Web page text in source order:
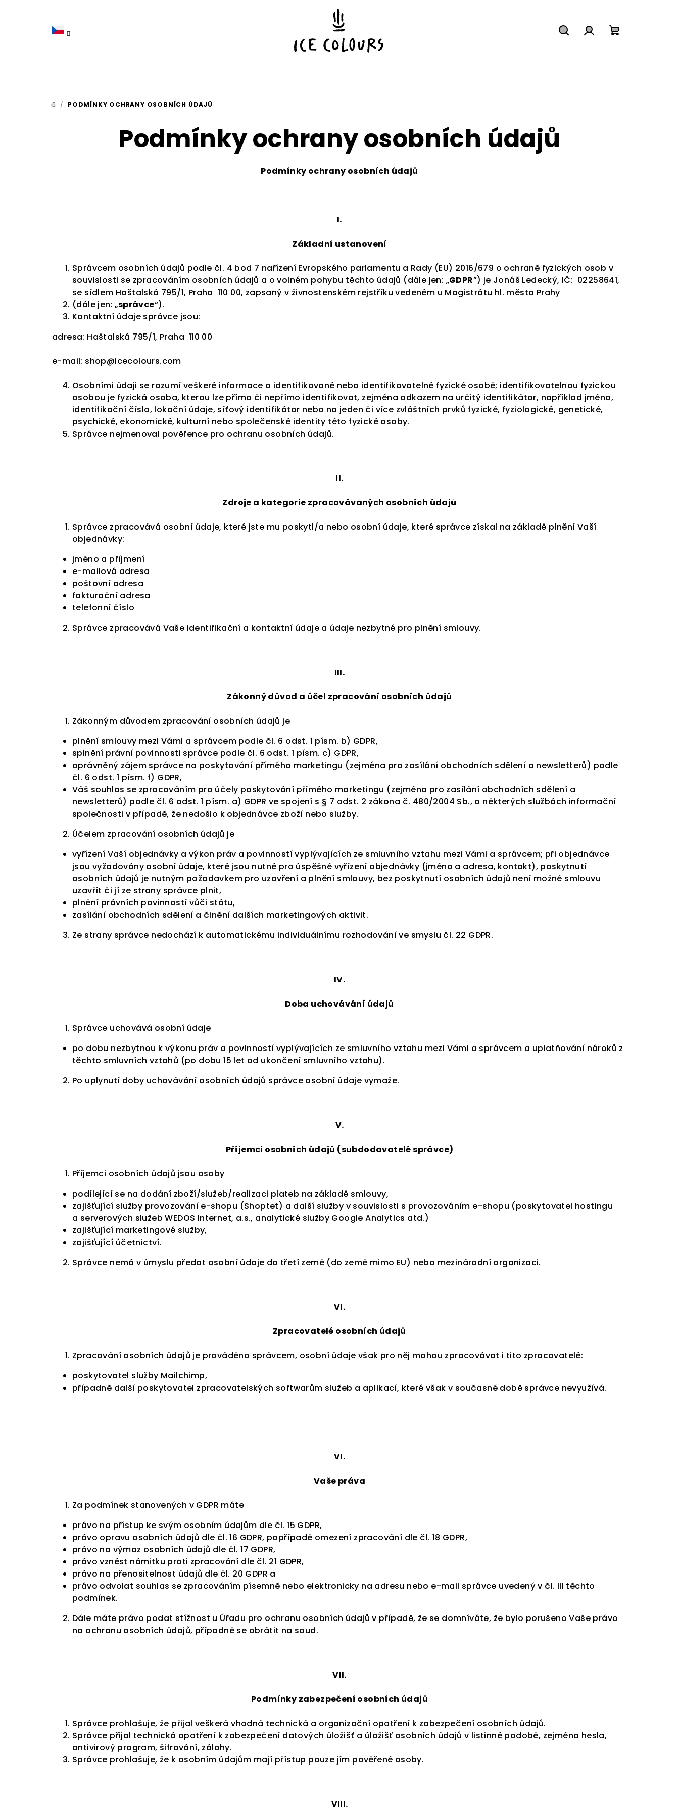
DOMŮ
/ PODMÍNKY OCHRANY OSOBNÍCH ÚDAJŮ
Podmínky ochrany osobních údajů
Podmínky ochrany osobních údajů
I.
Základní ustanovení
Správcem osobních údajů podle čl. 4 bod 7 nařízení Evropského parlamentu a Rady (EU) 2016/679 o ochraně fyzických osob v
souvislosti se zpracováním osobních údajů a o volném pohybu těchto údajů (dále jen: „GDPR”) je Jonáš Ledecký, IČ: 02258641,
se sídlem Haštalská 795/1, Praha 110 00, zapsaný v živnostenském rejstříku vedeném u Magistrátu hl. města Prahy
(dále jen: „správce“).
Kontaktní údaje správce jsou:
adresa: Haštalská 795/1, Praha 110 00
e-mail: shop@icecolours.com
Osobními údaji se rozumí veškeré informace o identifikované nebo identifikovatelné fyzické osobě; identifikovatelnou fyzickou
osobou je fyzická osoba, kterou lze přímo či nepřímo identifikovat, zejména odkazem na určitý identifikátor, například jméno,
identifikační číslo, lokační údaje, síťový identifikátor nebo na jeden či více zvláštních prvků fyzické, fyziologické, genetické,
psychické, ekonomické, kulturní nebo společenské identity této fyzické osoby.
Správce nejmenoval pověřence pro ochranu osobních údajů.
II.
Zdroje a kategorie zpracovávaných osobních údajů
Správce zpracovává osobní údaje, které jste mu poskytl/a nebo osobní údaje, které správce získal na základě plnění Vaší
objednávky:
jméno a příjmení
e-mailová adresa
poštovní adresa
fakturační adresa
telefonní číslo
Správce zpracovává Vaše identifikační a kontaktní údaje a údaje nezbytné pro plnění smlouvy.
III.
Zákonný důvod a účel zpracování osobních údajů
Zákonným důvodem zpracování osobních údajů je
plnění smlouvy mezi Vámi a správcem podle čl. 6 odst. 1 písm. b) GDPR,
splnění právní povinnosti správce podle čl. 6 odst. 1 písm. c) GDPR,
oprávněný zájem správce na poskytování přímého marketingu (zejména pro zasílání obchodních sdělení a newsletterů) podle
čl. 6 odst. 1 písm. f) GDPR,
Váš souhlas se zpracováním pro účely poskytování přímého marketingu (zejména pro zasílání obchodních sdělení a
newsletterů) podle čl. 6 odst. 1 písm. a) GDPR ve spojení s § 7 odst. 2 zákona č. 480/2004 Sb., o některých službách informační
společnosti v případě, že nedošlo k objednávce zboží nebo služby.
Účelem zpracování osobních údajů je
vyřízení Vaší objednávky a výkon práv a povinností vyplývajících ze smluvního vztahu mezi Vámi a správcem; při objednávce
jsou vyžadovány osobní údaje, které jsou nutné pro úspěšné vyřízení objednávky (jméno a adresa, kontakt), poskytnutí
osobních údajů je nutným požadavkem pro uzavření a plnění smlouvy, bez poskytnutí osobních údajů není možné smlouvu
uzavřít či jí ze strany správce plnit,
plnění právních povinností vůči státu,
zasílání obchodních sdělení a činění dalších marketingových aktivit.
Ze strany správce nedochází k automatickému individuálnímu rozhodování ve smyslu čl. 22 GDPR.
IV.
Doba uchovávání údajů
Správce uchovává osobní údaje
po dobu nezbytnou k výkonu práv a povinností vyplývajících ze smluvního vztahu mezi Vámi a správcem a uplatňování nároků z
těchto smluvních vztahů (po dobu 15 let od ukončení smluvního vztahu).
Po uplynutí doby uchovávání osobních údajů správce osobní údaje vymaže.
V.
Příjemci osobních údajů (subdodavatelé správce)
Příjemci osobních údajů jsou osoby
podílející se na dodání zboží/služeb/realizaci plateb na základě smlouvy,
zajišťující služby provozování e-shopu (Shoptet) a další služby v souvislosti s provozováním e-shopu (poskytovatel hostingu
a serverových služeb WEDOS Internet, a.s., analytické služby Google Analytics atd.)
zajišťující marketingové služby,
zajišťující účetnictví.
Správce nemá v úmyslu předat osobní údaje do třetí země (do země mimo EU) nebo mezinárodní organizaci.
VI.
Zpracovatelé osobních údajů
Zpracování osobních údajů je prováděno správcem, osobní údaje však pro něj mohou zpracovávat i tito zpracovatelé:
poskytovatel služby Mailchimp,
případně další poskytovatel zpracovatelských softwarům služeb a aplikací, které však v současné době správce nevyužívá.
VI.
Vaše práva
Za podmínek stanovených v GDPR máte
právo na přístup ke svým osobním údajům dle čl. 15 GDPR,
právo opravu osobních údajů dle čl. 16 GDPR, popřípadě omezení zpracování dle čl. 18 GDPR,
právo na výmaz osobních údajů dle čl. 17 GDPR,
právo vznést námitku proti zpracování dle čl. 21 GDPR,
právo na přenositelnost údajů dle čl. 20 GDPR a
právo odvolat souhlas se zpracováním písemně nebo elektronicky na adresu nebo e-mail správce uvedený v čl. III těchto
podmínek.
Dále máte právo podat stížnost u Úřadu pro ochranu osobních údajů v případě, že se domníváte, že bylo porušeno Vaše právo
na ochranu osobních údajů, případně se obrátit na soud.
VII.
Podmínky zabezpečení osobních údajů
Správce prohlašuje, že přijal veškerá vhodná technická a organizační opatření k zabezpečení osobních údajů.
Správce přijal technická opatření k zabezpečení datových úložišť a úložišť osobních údajů v listinné podobě, zejména hesla,
antivirový program, šifrování, zálohy.
Správce prohlašuje, že k osobním údajům mají přístup pouze jím pověřené osoby.
VIII.